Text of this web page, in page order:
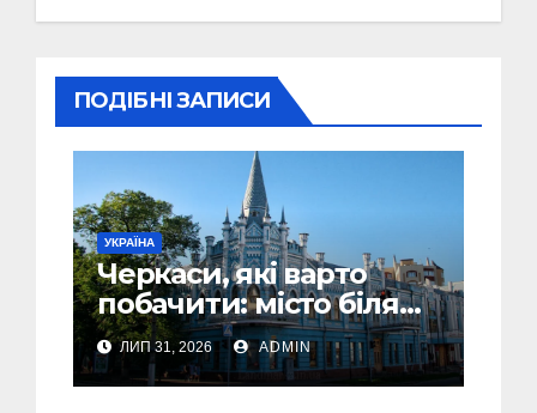
ПОДІБНІ ЗАПИСИ
УКРАЇНА
Черкаси, які варто
побачити: місто біля
Дніпра, зелені парки
та місця з особливою
атмосферою
ЛИП 31, 2026 ADMIN